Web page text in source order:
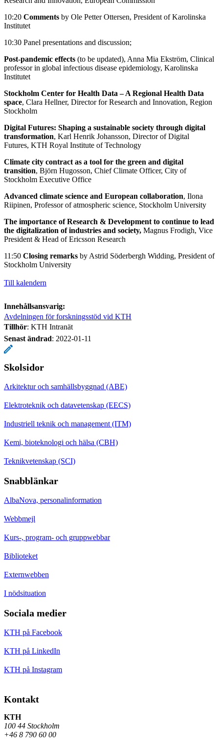
10:20 Comments by Ole Petter Ottersen, President of Karolinska
Institutet
10:30 Panel presentations and discussion;
Post-pandemic effects (to be updated), Anna Mia Ekström, Clinical
professor in global infectious disease epidemiology, Karolinska
Institutet
Stockholm Center for Health Data – A Regional Health Data
space, Clara Hellner, Director for Research and Innovation, Region
Stockholm
Digital Futures: Shaping a sustainable society through digital
transformation, Karl Henrik Johansson, Director of Digital
Futures, KTH Royal Institute of Technology
Climate city contract as a tool for the green and digital
transition, Björn Hugosson, Chief Climate Officer, City of
Stockholm Executive Office
Advanced climate science and European collaboration, Ilona
Riipinen, Professor of atmospheric science, Stockholm University
The importance of Research & Development to continue to lead
the digitalization of industries and society, Magnus Frodigh, Vice
President & Head of Ericsson Research
11:50 Closing remarks by Astrid Söderbergh Widding, President of
Stockholm University
Till kalendern
Innehållsansvarig:
Avdelningen för forskningsstöd vid KTH
Tillhör: KTH Intranät
Senast ändrad: 2022-01-11
Skolsidor
Arkitektur och samhällsbyggnad (ABE)
Elektroteknik och datavetenskap (EECS)
Industriell teknik och management (ITM)
Kemi, bioteknologi och hälsa (CBH)
Teknikvetenskap (SCI)
Snabblänkar
AlbaNova, personalinformation
Webbmejl
Kurs-, program- och gruppwebbar
Biblioteket
Externwebben
I nödsituation
Sociala medier
KTH på Facebook
KTH på LinkedIn
KTH på Instagram
Kontakt
KTH
100 44 Stockholm
+46 8 790 60 00